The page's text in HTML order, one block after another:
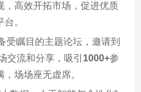
，高效开拓市场，促进优质
。
受瞩目的主题论坛，邀请到
交流和分享，吸引 1000+参
场场座无虚席。